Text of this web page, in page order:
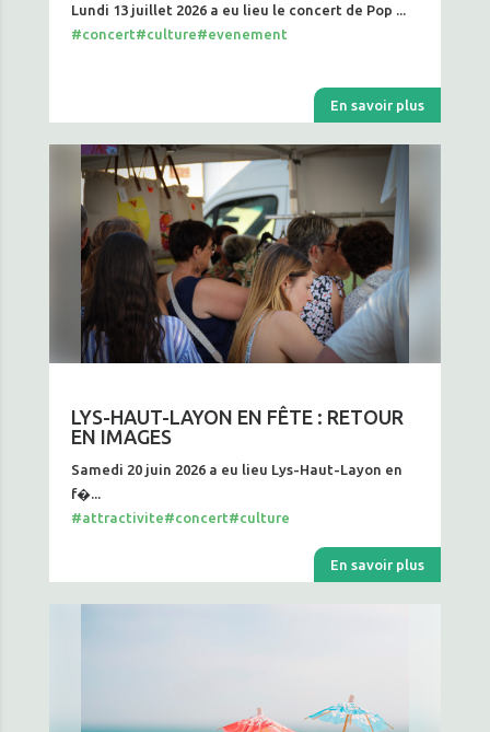
Lundi 13 juillet 2026 a eu lieu le concert de Pop ...
#concert#culture#evenement
En savoir plus
LYS-HAUT-LAYON EN FÊTE : RETOUR
EN IMAGES
Samedi 20 juin 2026 a eu lieu Lys-Haut-Layon en
f�...
#attractivite#concert#culture
En savoir plus